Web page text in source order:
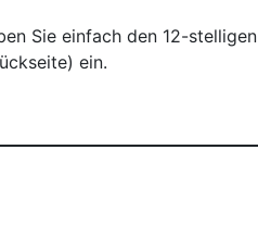
Sie einfach den 12-stelligen
ein.